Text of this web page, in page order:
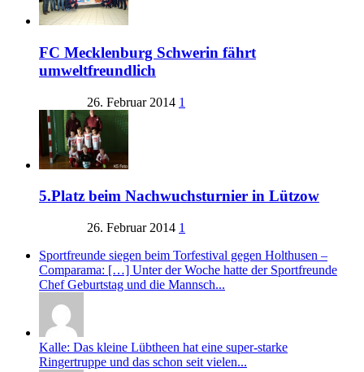
FC Mecklenburg Schwerin fährt
umweltfreundlich
26. Februar 2014 1
5.Platz beim Nachwuchsturnier in Lützow
26. Februar 2014 1
Sportfreunde siegen beim Torfestival gegen Holthusen –
Comparama: […] Unter der Woche hatte der Sportfreunde
Chef Geburtstag und die Mannsch...
Kalle: Das kleine Lübtheen hat eine super-starke
Ringertruppe und das schon seit vielen...